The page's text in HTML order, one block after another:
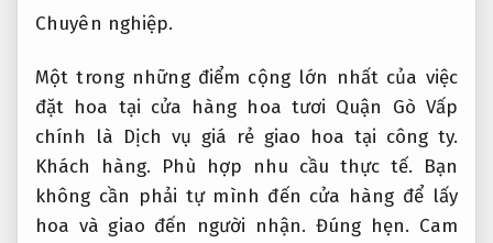
Chuyên nghiệp.
Một trong những điểm cộng lớn nhất của việc
đặt hoa tại cửa hàng hoa tươi Quận Gò Vấp
chính là Dịch vụ giá rẻ giao hoa tại công ty.
Khách hàng.
Phù hợp nhu cầu thực tế. Bạn
không cần phải tự mình đến cửa hàng để lấy
hoa và giao đến người nhận. Đúng hẹn. Cam